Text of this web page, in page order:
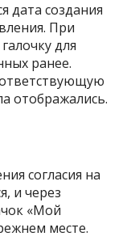
дата создания
При
для
ранее.
отображались.
согласия на
и через
«Мой
месте.